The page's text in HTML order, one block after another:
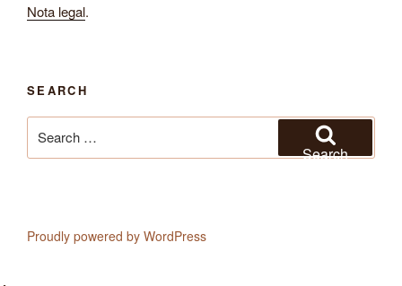
Nota legal.
SEARCH
for:
Search
Proudly powered by WordPress